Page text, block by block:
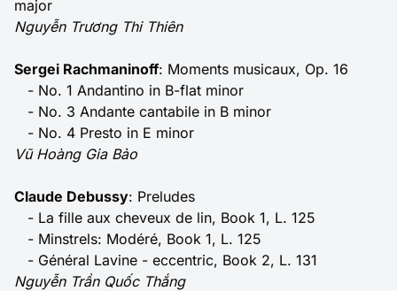
major
Nguyễn Trương Thi Thiên
Sergei Rachmaninoff: Moments musicaux, Op. 16
- No. 1 Andantino in B-flat minor
- No. 3 Andante cantabile in B minor
- No. 4 Presto in E minor
Vũ Hoàng Gia Bảo
Claude Debussy: Preludes
- La fille aux cheveux de lin, Book 1, L. 125
- Minstrels: Modéré, Book 1, L. 125
- Général Lavine - eccentric, Book 2, L. 131
Nguyễn Trần Quốc Thắng